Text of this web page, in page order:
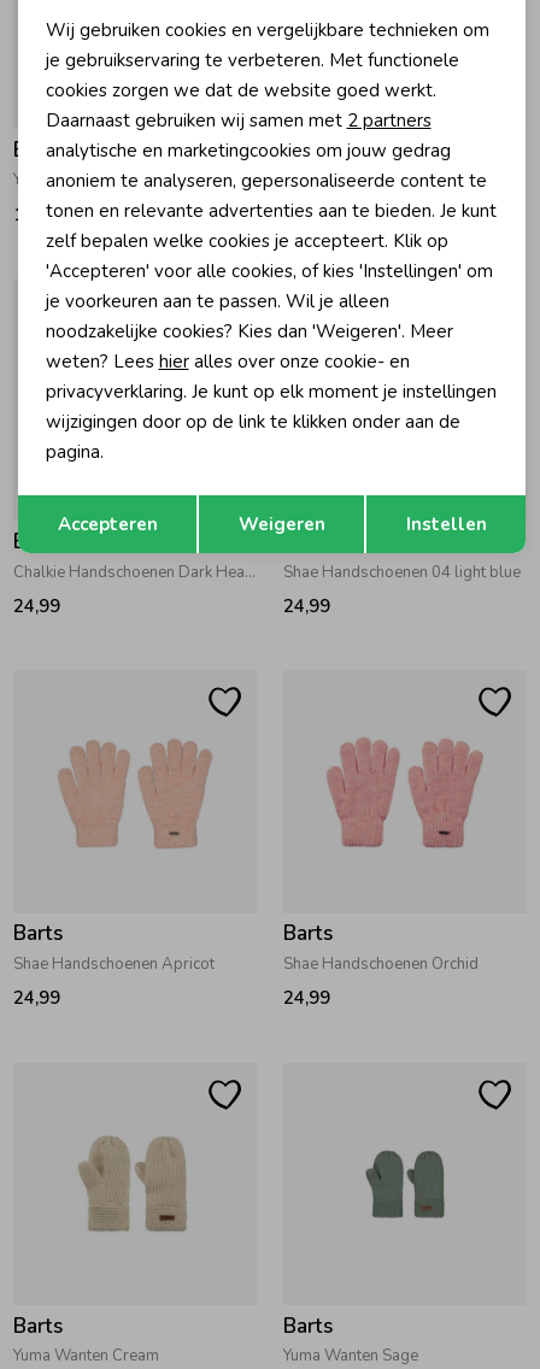
Barts
Yuma Wanten Light Brown
19,99
Barts
Chalkie Handschoenen Navy
24,99
Barts
Chalkie Handschoenen Dark Heather
24,99
Barts
Shae Handschoenen 04 light blue
24,99
Barts
Shae Handschoenen Apricot
24,99
Barts
Shae Handschoenen Orchid
24,99
Barts
Yuma Wanten Cream
Barts
Yuma Wanten Sage
Personalisatie cookies
Analytische cookies
Marketing cookies
Terug Opslaan
Wij gebruiken cookies en vergelijkbare technieken om
je gebruikservaring te verbeteren. Met functionele
cookies zorgen we dat de website goed werkt.
Daarnaast gebruiken wij samen met 2 partners
analytische en marketingcookies om jouw gedrag
anoniem te analyseren, gepersonaliseerde content te
tonen en relevante advertenties aan te bieden. Je kunt
zelf bepalen welke cookies je accepteert. Klik op
'Accepteren' voor alle cookies, of kies 'Instellingen' om
je voorkeuren aan te passen. Wil je alleen
noodzakelijke cookies? Kies dan 'Weigeren'. Meer
weten? Lees hieralles over onze cookie- en
privacyverklaring. Je kunt op elk moment je instellingen
wijzigingen door op de link te klikken onder aan de
pagina.
Accepteren Weigeren Instellen